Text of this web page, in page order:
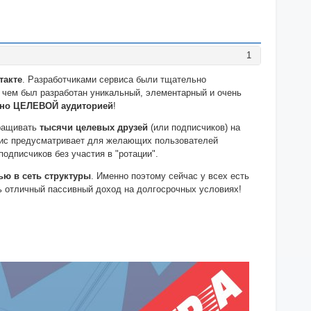
1
. Разработчиками сервиса были тщательно
был разработан уникальный, элементарный и очень
ЦЕЛЕВОЙ аудиторией!
тысячи целевых друзей (или подписчиков) на
предусматривает для желающих пользователей
без участия в "ротации".
в сеть структуры. Именно поэтому сейчас у всех есть
пассивный доход на долгосрочных условиях!